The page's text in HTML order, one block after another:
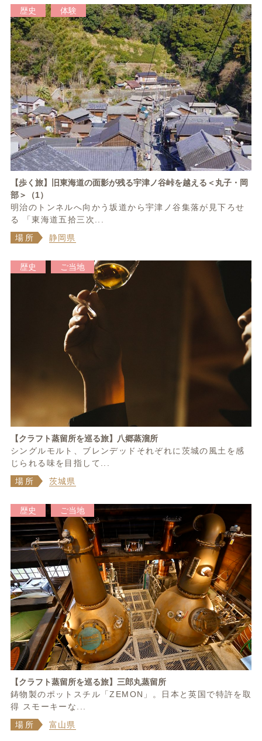
歴史 体験
【歩く旅】旧東海道の面影が残る宇津ノ谷峠を越える＜丸子・岡
部＞（1）
明治のトンネルへ向かう坂道から宇津ノ谷集落が見下ろせ
る 「東海道五拾三次...
場所
静岡県
歴史 ご当地
【クラフト蒸留所を巡る旅】八郷蒸溜所
シングルモルト、ブレンデッドそれぞれに茨城の風土を感
じられる味を目指して...
場所
茨城県
歴史 ご当地
【クラフト蒸留所を巡る旅】三郎丸蒸留所
鋳物製のポットスチル「ZEMON」。日本と英国で特許を取
得 スモーキーな...
場所
富山県